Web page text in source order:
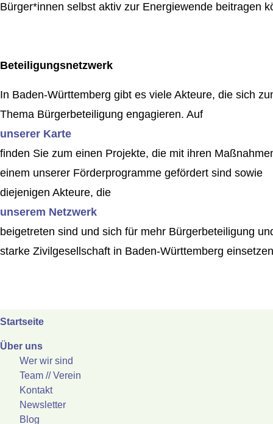
Bürger*innen selbst aktiv zur Energiewende beitragen
Beteiligungsnetzwerk
In Baden-Württemberg gibt es viele Akteure, die sich
Thema Bürgerbeteiligung engagieren. Auf
unserer Karte
finden Sie zum einen Projekte, die mit ihren
einem unserer Förderprogramme gefördert sind sowie
diejenigen Akteure, die
unserem Netzwerk
beigetreten sind und sich für mehr Bürgerbeteiligung
starke Zivilgesellschaft in Baden-Württemberg
Startseite
Über uns
Wer wir sind
Team // Verein
Kontakt
Newsletter
Blog